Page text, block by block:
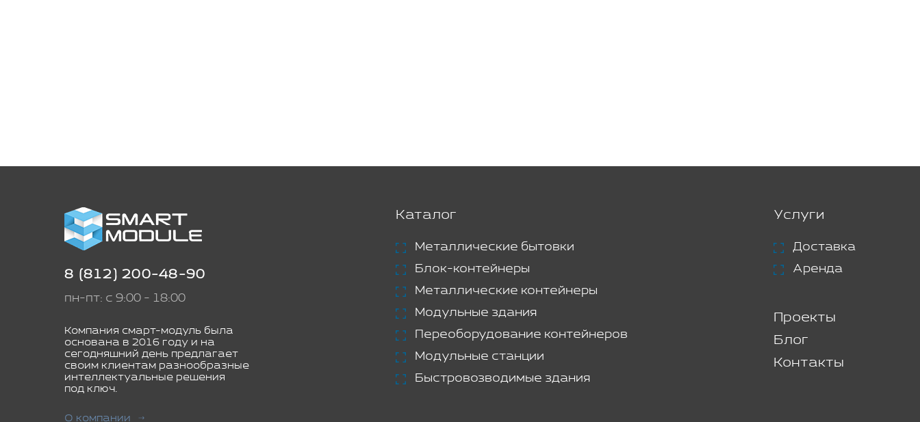
8 (812) 200-48-90
пн-пт: с 9:00 - 18:00
Компания смарт-модуль была
основана в 2016 году и на
сегодняшний день предлагает
своим клиентам разнообразные
интеллектуальные решения
под ключ.
О компании
Каталог
Металлические бытовки
Блок-контейнеры
Металлические контейнеры
Модульные здания
Переоборудование контейнеров
Модульные станции
Быстровозводимые здания
Услуги
Доставка
Аренда
Проекты
Блог
Контакты